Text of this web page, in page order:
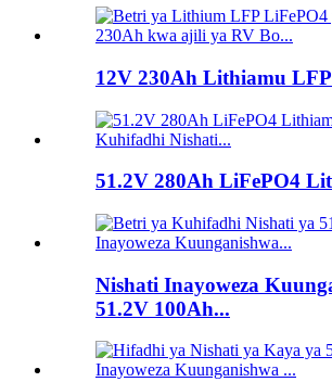
12V 230Ah Lithiamu LFP
51.2V 280Ah LiFePO4
Nishati Inayoweza
51.2V 100Ah...